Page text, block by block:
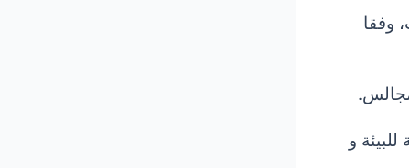
وفقا
و